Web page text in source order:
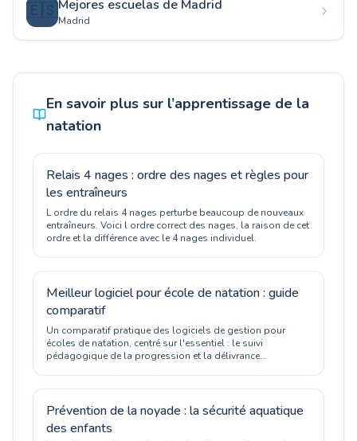
🇪🇸Mejores escuelas de Madrid
Madrid
En savoir plus sur l’apprentissage de la
natation
Relais 4 nages : ordre des nages et règles pour
les entraîneurs
L ordre du relais 4 nages perturbe beaucoup de nouveaux
entraîneurs. Voici l ordre correct des nages, la raison de cet
ordre et la différence avec le 4 nages individuel.
Meilleur logiciel pour école de natation : guide
comparatif
Un comparatif pratique des logiciels de gestion pour
écoles de natation, centré sur l'essentiel : le suivi
pédagogique de la progression et la délivrance
Prévention de la noyade : la sécurité aquatique
des enfants